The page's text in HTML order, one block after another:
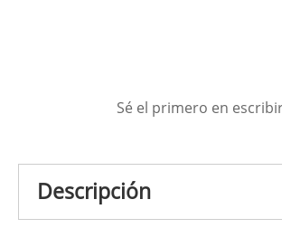
Sé el primero en
Descripción